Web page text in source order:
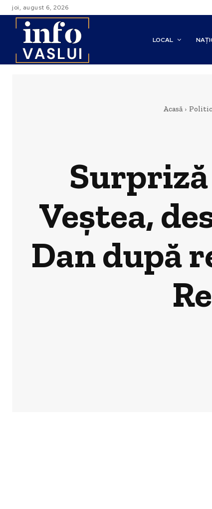
joi, august 6, 2026
LOCAL
Acasă
Veștea,
Dan după